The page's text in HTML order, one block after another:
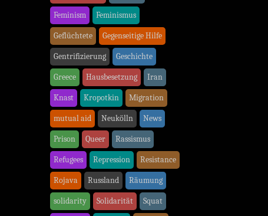
Feminism Feminismus
Geflüchtete Gegenseitige Hilfe
Gentrifizierung Geschichte
Greece Hausbesetzung Iran
Knast Kropotkin Migration
mutual aid Neukölln News
Prison Queer Rassismus
Refugees Repression Resistance
Rojava Russland Räumung
solidarity Solidarität Squat